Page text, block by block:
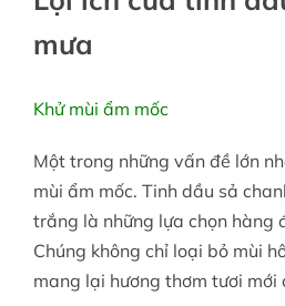
mưa
Khử mùi ẩm mốc
Một trong những vấn đề lớn
mùi ẩm mốc. Tinh dầu sả
trắng là những lựa chọn hàng
Chúng không chỉ loại bỏ mùi
mang lại hương thơm tươi mới